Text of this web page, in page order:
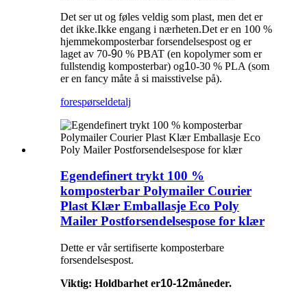
Det ser ut og føles veldig som plast, men det er
det ikke.Ikke engang i nærheten.Det er en 100 %
hjemmekomposterbar forsendelsespost og er
laget av 70-90 % PBAT (en kopolymer som er
fullstendig komposterbar) og10-30 % PLA (som
er en fancy måte å si maisstivelse på).
forespørseldetalj
Egendefinert trykt 100 %
komposterbar Polymailer Courier
Plast Klær Emballasje Eco Poly
Mailer Postforsendelsespose for klær
Dette er vår sertifiserte komposterbare
forsendelsespost.
Viktig: Holdbarhet er10-12måneder.